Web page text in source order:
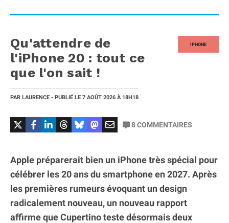
IPHONE
Qu'attendre de
l'iPhone 20 : tout ce
que l'on sait !
PAR LAURENCE - PUBLIÉ LE 7 AOÛT 2026 À 18H18
8COMMENTAIRES
Apple préparerait bien un iPhone très spécial pour
célébrer les 20 ans du smartphone en 2027. Après
les premières rumeurs évoquant un design
radicalement nouveau, un nouveau rapport
affirme que Cupertino teste désormais deux